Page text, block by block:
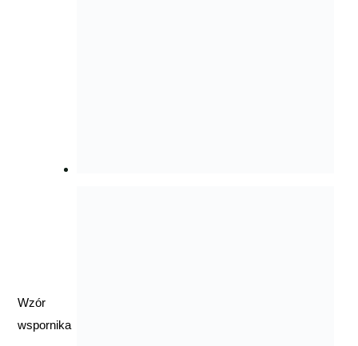
Wzór
wspornika